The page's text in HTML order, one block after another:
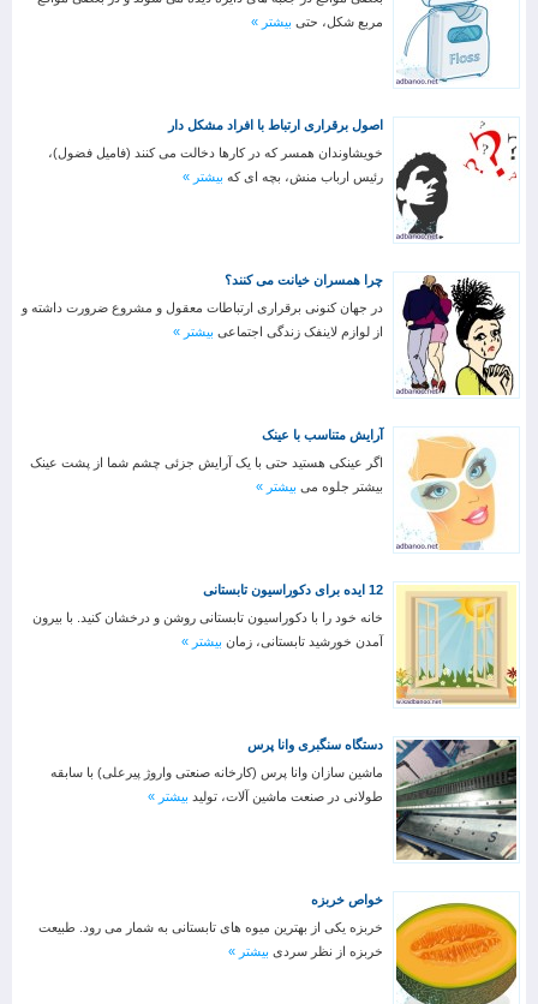
مربع شکل، حتی بیشتر »
اصول برقراری ارتباط با افراد مشکل دار
خویشاوندان همسر که در کارها دخالت می کنند (فامیل فضول)،
رئیس ارباب منش، بچه ای که بیشتر »
چرا همسران خیانت می کنند؟
در جهان کنونی برقراری ارتباطات معقول و مشروع ضرورت داشته و
از لوازم لاینفک زندگی اجتماعی بیشتر »
آرایش متناسب با عینک
اگر عینکی هستید حتی با یک آرایش جزئی چشم شما از پشت عینک
بیشتر جلوه می بیشتر »
12 ایده برای دکوراسیون تابستانی
خانه خود را با دکوراسیون تابستانی روشن و درخشان کنید. با بیرون
آمدن خورشید تابستانی، زمان بیشتر »
دستگاه سنگبری وانا پرس
ماشین سازان وانا پرس (کارخانه صنعتی واروژ پیرعلی) با سابقه
طولانی در صنعت ماشین آلات، تولید بیشتر »
خواص خربزه
خربزه یکی از بهترین میوه های تابستانی به شمار می رود. طبیعت
خربزه از نظر سردی بیشتر »